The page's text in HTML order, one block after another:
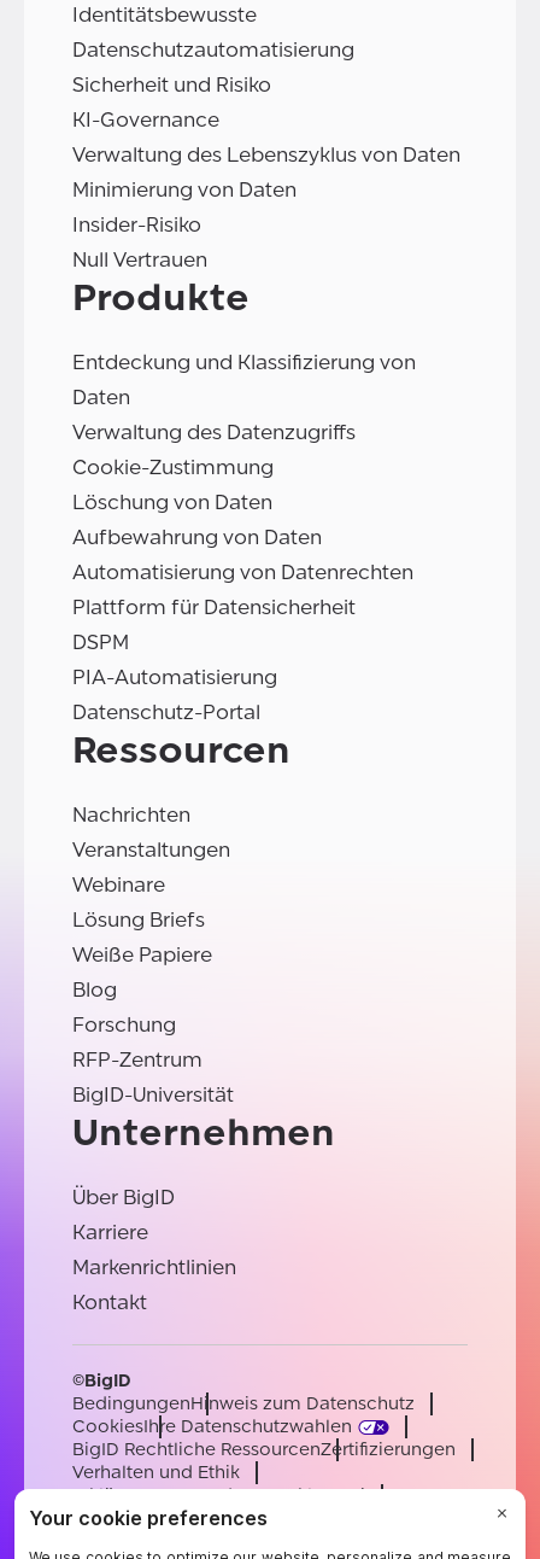
Identitätsbewusste
Datenschutzautomatisierung
Sicherheit und Risiko
KI-Governance
Verwaltung des Lebenszyklus von Daten
Minimierung von Daten
Insider-Risiko
Null Vertrauen
Produkte
Entdeckung und Klassifizierung von
Daten
Verwaltung des Datenzugriffs
Cookie-Zustimmung
Löschung von Daten
Aufbewahrung von Daten
Automatisierung von Datenrechten
Plattform für Datensicherheit
DSPM
PIA-Automatisierung
Datenschutz-Portal
Ressourcen
Nachrichten
Veranstaltungen
Webinare
Lösung Briefs
Weiße Papiere
Blog
Forschung
RFP-Zentrum
BigID-Universität
Unternehmen
Über BigID
Karriere
Markenrichtlinien
Kontakt
©BigID
BedingungenHinweis zum Datenschutz
CookiesIhre Datenschutzwahlen
BigID Rechtliche RessourcenZertifizierungen
Verhalten und Ethik
Erklärung zur modernen Sklaverei
Unterauftragsverarbeiter